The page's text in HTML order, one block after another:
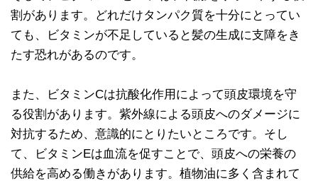
割があります。どれだけタンパク質を十分にとってい
ても、ビタミンが不足していると髪の生成に支障をき
たす恐れがあるのです。
また、ビタミンCは抗酸化作用によって頭皮環境を守
る役割があります。紫外線による頭皮へのダメージに
対抗するため、意識的にとりたいところです。そし
て、ビタミンEは血流を促すことで、頭皮への栄養の
供給を高める働きがあります。植物油に多く含まれて